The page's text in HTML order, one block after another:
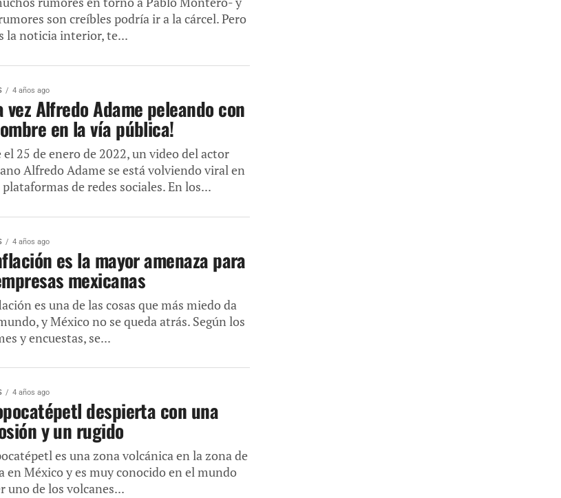
son creíbles podría ir a la cárcel. Pero
la noticia interior, te...
4 años ago
vez Alfredo Adame peleando con
en la vía pública!
el 25 de enero de 2022, un video del actor
Alfredo Adame se está volviendo viral en
de redes sociales. En los...
4 años ago
es la mayor amenaza para
mexicanas
es una de las cosas que más miedo da
y México no se queda atrás. Según los
y encuestas, se...
4 años ago
despierta con una
y un rugido
es una zona volcánica en la zona de
en México y es muy conocido en el mundo
uno de los volcanes...